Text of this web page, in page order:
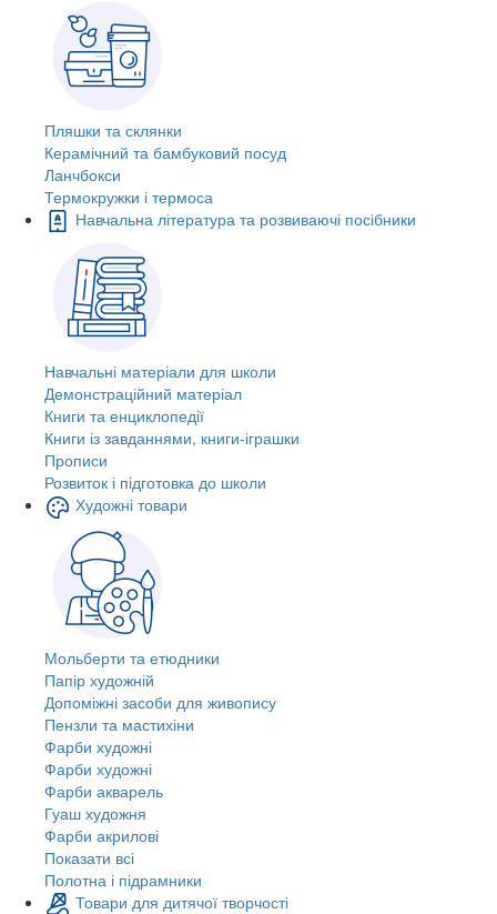
Пляшки та склянки
Керамічний та бамбуковий посуд
Ланчбокси
Термокружки і термоса
Навчальна література та розвиваючі посібники
Навчальні матеріали для школи
Демонстраційний матеріал
Книги та енциклопедії
Книги із завданнями, книги-іграшки
Прописи
Розвиток і підготовка до школи
Художні товари
Мольберти та етюдники
Папір художній
Допоміжні засоби для живопису
Пензли та мастихіни
Фарби художні
Фарби художні
Фарби акварель
Гуаш художня
Фарби акрилові
Показати всі
Полотна і підрамники
Товари для дитячої творчості